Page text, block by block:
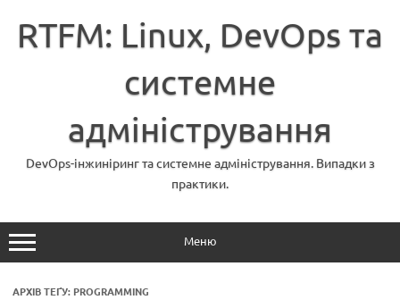
вмістуRTFM: Linux, DevOps та
системне
адміністрування
DevOps-інжиніринг та системне адміністрування. Випадки з
практики.
Меню
АРХІВ ТЕҐУ: PROGRAMMING